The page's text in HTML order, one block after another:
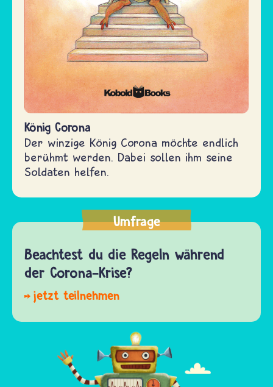
König Corona
Der winzige König Corona möchte endlich
berühmt werden. Dabei sollen ihm seine
Soldaten helfen.
Umfrage
Beachtest du die Regeln während
der Corona-Krise?